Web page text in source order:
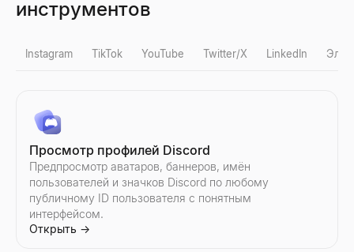
инструментов
Instagram TikTok YouTube Twitter/X LinkedIn
Проверка фейковых подписчиков Instagram
Мгновенно обнаруживайте фейковых подписчиков в
Открыть→
Проверка фейковых подписчиков TikTok
Мгновенно обнаруживайте фейковых подписчиков в
Открыть→
Количество подписчиков YouTube
Проверьте количество подписчиков и статистику любого
Открыть→
Просмотр профилей X
Анонимный просмотр публичных профилей X (Twitter) — без
Открыть→
Квалификатор лидов LinkedIn
Вставьте пост из LinkedIn — узнайте, является ли автор
Открыть→
Массовая проверка email
Бесплатно проверяйте списки электронных адресов —
Открыть→
Поиск профиля компании
Найдите профиль любой компании мгновенно. Отрасль,
Открыть→
Кто сейчас нанимает
Узнайте, кто сейчас нанимает — актуальная лента
Открыть→
Просмотр профилей Discord
Предпросмотр аватаров, баннеров, имён
пользователей и значков Discord по любому
публичному ID пользователя с понятным
интерфейсом.
Открыть →